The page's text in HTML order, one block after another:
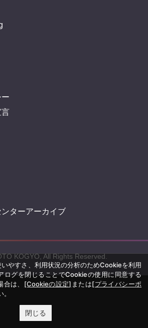
言
ターアーカイブ
KOGYO, All Rights Reserved.
やすさ、利用状況の分析のためCookieを利用
ログを閉じることでCookieの使用に同意する
は、 [Cookieの設定] または[プライバシーポ
閉じる